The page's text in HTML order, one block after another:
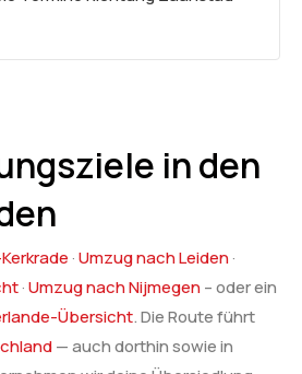
in den
·Umzug nach Leiden·
·Umzug nach Nijmegen– oder ein
Übersicht. Die Route führt
— auch dorthin sowie in